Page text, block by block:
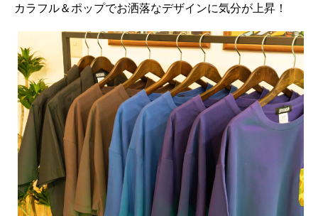
カラフル＆ポップでお洒落なデザインに気分が上昇！